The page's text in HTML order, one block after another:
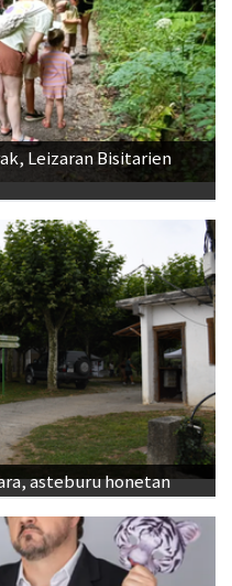
Leizaran Bisitarien
asteburu honetan